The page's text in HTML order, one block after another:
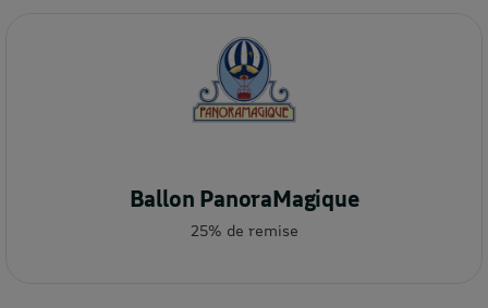
Ballon PanoraMagique
25% de remise